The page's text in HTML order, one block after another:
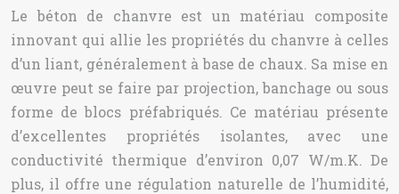
Le béton de chanvre est un matériau composite
innovant qui allie les propriétés du chanvre à celles
d’un liant, généralement à base de chaux. Sa mise en
œuvre peut se faire par projection, banchage ou sous
forme de blocs préfabriqués. Ce matériau présente
d’excellentes propriétés isolantes, avec une
conductivité thermique d’environ 0,07 W/m.K. De
plus, il offre une régulation naturelle de l’humidité,